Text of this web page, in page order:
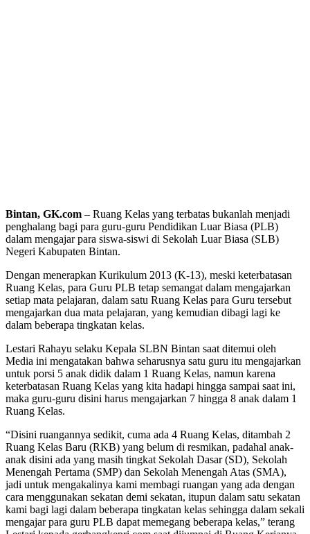
Bintan, GK.com – Ruang Kelas yang terbatas bukanlah menjadi
penghalang bagi para guru-guru Pendidikan Luar Biasa (PLB)
dalam mengajar para siswa-siswi di Sekolah Luar Biasa (SLB)
Negeri Kabupaten Bintan.
Dengan menerapkan Kurikulum 2013 (K-13), meski keterbatasan
Ruang Kelas, para Guru PLB tetap semangat dalam mengajarkan
setiap mata pelajaran, dalam satu Ruang Kelas para Guru tersebut
mengajarkan dua mata pelajaran, yang kemudian dibagi lagi ke
dalam beberapa tingkatan kelas.
Lestari Rahayu selaku Kepala SLBN Bintan saat ditemui oleh
Media ini mengatakan bahwa seharusnya satu guru itu mengajarkan
untuk porsi 5 anak didik dalam 1 Ruang Kelas, namun karena
keterbatasan Ruang Kelas yang kita hadapi hingga sampai saat ini,
maka guru-guru disini harus mengajarkan 7 hingga 8 anak dalam 1
Ruang Kelas.
“Disini ruangannya sedikit, cuma ada 4 Ruang Kelas, ditambah 2
Ruang Kelas Baru (RKB) yang belum di resmikan, padahal anak-
anak disini ada yang masih tingkat Sekolah Dasar (SD), Sekolah
Menengah Pertama (SMP) dan Sekolah Menengah Atas (SMA),
jadi untuk mengakalinya kami membagi ruangan yang ada dengan
cara menggunakan sekatan demi sekatan, itupun dalam satu sekatan
kami bagi lagi dalam beberapa tingkatan kelas sehingga dalam sekali
mengajar para guru PLB dapat memegang beberapa kelas,” terang